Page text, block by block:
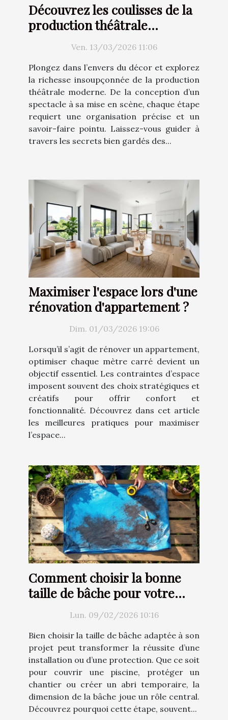
Découvrez les coulisses de la
production théâtrale
moderneVen. 13/03/2026 11:06
Plongez dans l’envers du décor et explorez
la richesse insoupçonnée de la production
théâtrale moderne. De la conception d’un
spectacle à sa mise en scène, chaque étape
requiert une organisation précise et un
savoir-faire pointu. Laissez-vous guider à
travers les secrets bien gardés des...
Maximiser l'espace lors d'une
rénovation d'appartement ?
Dim. 01/03/2026 19:06
Lorsqu’il s’agit de rénover un appartement,
optimiser chaque mètre carré devient un
objectif essentiel. Les contraintes d’espace
imposent souvent des choix stratégiques et
créatifs pour offrir confort et
fonctionnalité. Découvrez dans cet article
les meilleures pratiques pour maximiser
l’espace...
Comment choisir la bonne
taille de bâche pour votre
projet ?Lun. 09/02/2026 10:16
Bien choisir la taille de bâche adaptée à son
projet peut transformer la réussite d’une
installation ou d’une protection. Que ce soit
pour couvrir une piscine, protéger un
chantier ou créer un abri temporaire, la
dimension de la bâche joue un rôle central.
Découvrez pourquoi cette étape, souvent...